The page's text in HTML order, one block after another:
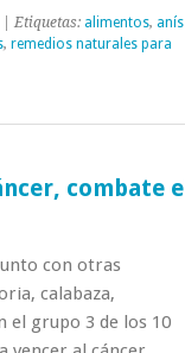
Etiquetas: alimentos, anís
, remedios naturales para
combate el
con otras
calabaza,
el grupo 3 de los 10